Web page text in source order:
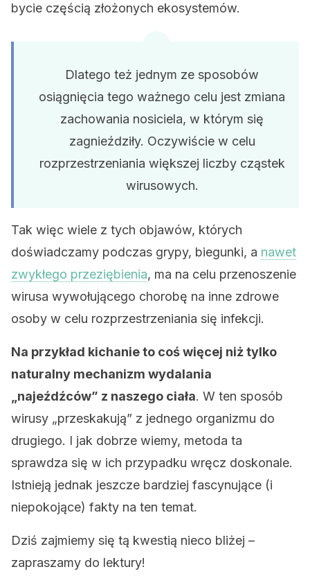
bycie częścią złożonych ekosystemów.
Dlatego też jednym ze sposobów
osiągnięcia tego ważnego celu jest zmiana
zachowania nosiciela, w którym się
zagnieździły. Oczywiście w celu
rozprzestrzeniania większej liczby cząstek
wirusowych.
Tak więc wiele z tych objawów, których
doświadczamy podczas grypy, biegunki, a nawet
zwykłego przeziębienia, ma na celu przenoszenie
wirusa wywołującego chorobę na inne zdrowe
osoby w celu rozprzestrzeniania się infekcji.
Na przykład kichanie to coś więcej niż tylko
naturalny mechanizm wydalania
„najeźdźców” z naszego ciała. W ten sposób
wirusy „przeskakują” z jednego organizmu do
drugiego. I jak dobrze wiemy, metoda ta
sprawdza się w ich przypadku wręcz doskonale.
Istnieją jednak jeszcze bardziej fascynujące (i
niepokojące) fakty na ten temat.
Dziś zajmiemy się tą kwestią nieco bliżej –
zapraszamy do lektury!